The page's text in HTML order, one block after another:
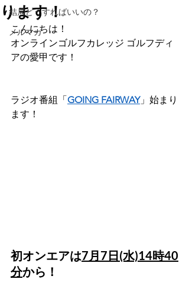
結局どうすればいいの？
メルマガ
ります！
こんにちは！
オンラインゴルフカレッジ ゴルフディ
アの愛甲です！
ラジオ番組「GOING FAIRWAY」始まり
ます！
初オンエアは7月7日(水)14時40
分から！